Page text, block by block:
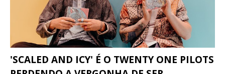
'SCALED AND ICY' É O TWENTY ONE PILOTS